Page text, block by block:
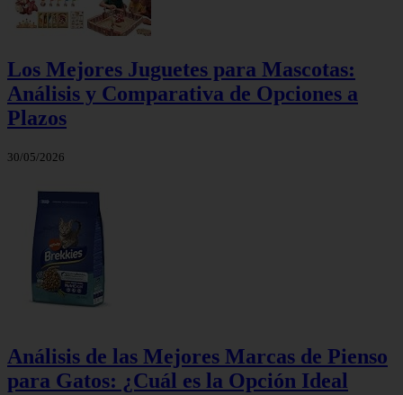
Los Mejores Juguetes para Mascotas:
Análisis y Comparativa de Opciones a
Plazos
30/05/2026
Análisis de las Mejores Marcas de Pienso
para Gatos: ¿Cuál es la Opción Ideal